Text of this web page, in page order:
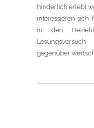
hinderlich erlebt
interessieren
in den
gegenüber